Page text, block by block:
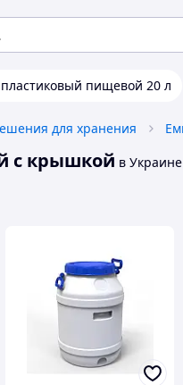
пищевой 20 л
для хранения
с крышкой в Украине